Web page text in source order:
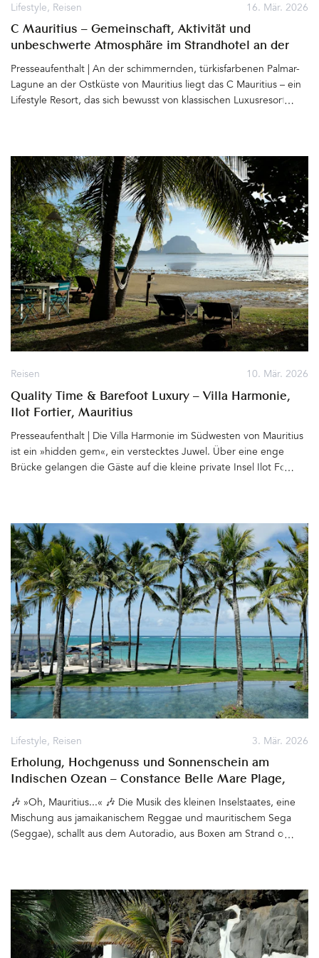
eine Brand der New Ventures GmbH aus Rehau in
Deutschland, Instagram&hellip
16. Mär. 2026
Lifestyle, Reisen
C Mauritius – Gemeinschaft, Aktivität und
unbeschwerte Atmosphäre im Strandhotel an der
Palmar-Lagune
Presseaufenthalt | An der schimmernden, türkisfarbenen Palmar-
Lagune an der Ostküste von Mauritius liegt das C Mauritius – ein
Lifestyle Resort, das sich bewusst von klassischen Luxusresorts der
10. Mär. 2026
Reisen
Quality Time & Barefoot Luxury – Villa Harmonie,
Ilot Fortier, Mauritius
Presseaufenthalt | Die Villa Harmonie im Südwesten von Mauritius
ist ein »hidden gem«, ein verstecktes Juwel. Über eine enge
Brücke gelangen die Gäste auf die kleine private Insel Ilot Fortier
Wasser. Zwischen den Palmen bewegen sich Hängematten leicht
im Wind, Holzliegen, Bänke und gemütliche Sitzgruppen sind
zum Meer hin ausgerichtet. Von hier blickt man hinüber zu Le
Morne Brabant, dem für seine langen weißen Sandstrände
bekannten Berg und weiter bis zum Horizont, wo abends die
Sonne spektakulär im Meer versinkt. &hellip
3. Mär. 2026
Lifestyle, Reisen
Erholung, Hochgenuss und Sonnenschein am
Indischen Ozean – Constance Belle Mare Plage,
Mauritius
🎶 »Oh, Mauritius...« 🎶 Die Musik des kleinen Inselstaates, eine
Mischung aus jamaikanischem Reggae und mauritischem Sega
(Seggae), schallt aus dem Autoradio, aus Boxen am Strand oder
transportieren die Beats und Texte eine Stimmung, die überall auf
Mauritius zu spüren ist. Hier leben Menschen vieler
unterschiedlicher Kulturen friedvoll miteinander. Sie sind
freundlich, hilfsbereit, entspannt. Ein Kellner, mit dem wir uns